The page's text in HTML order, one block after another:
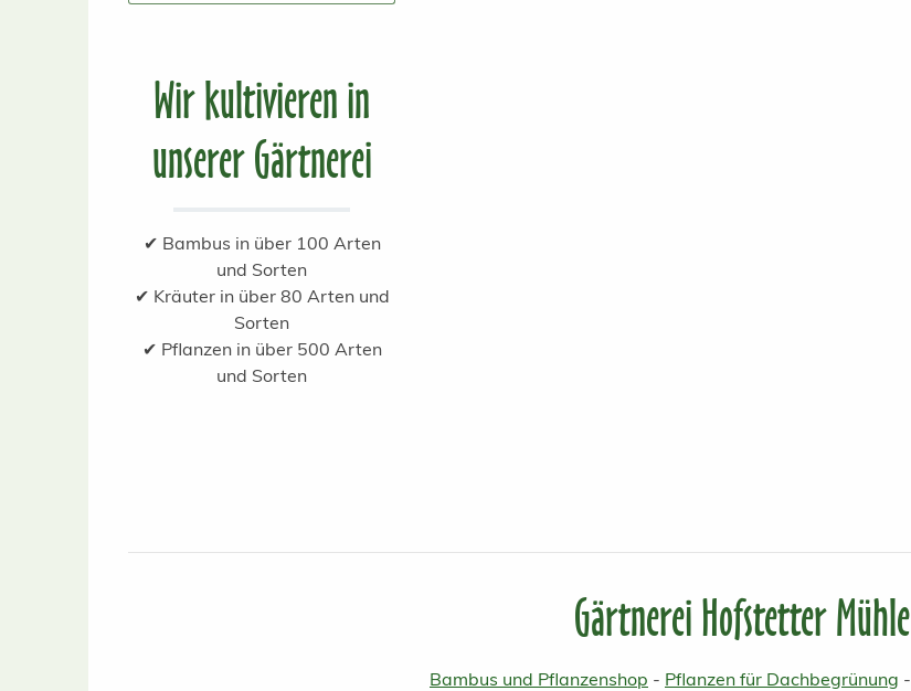
Wir kultivieren in
unserer Gärtnerei
✔ Bambus in über 100 Arten
und Sorten
✔ Kräuter in über 80 Arten und
Sorten
✔ Pflanzen in über 500 Arten
und Sorten
Gärtnerei Hofstetter Mühle
Bambus und Pflanzenshop - Pflanzen für Dachbegrünung -